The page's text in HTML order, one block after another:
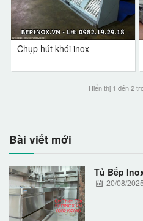
Chụp hút khói inox
Hiển thị 1 đến 2
Bài viết mới
Tủ Bếp
20/08/